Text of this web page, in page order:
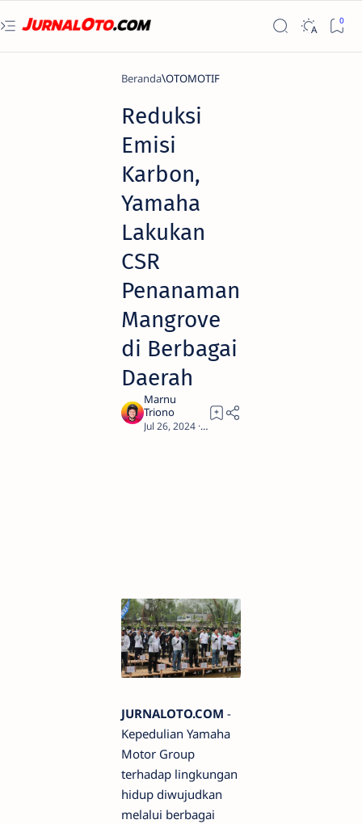
Beranda OTOMOTIF
Reduksi
Emisi
Karbon,
Yamaha
Lakukan
CSR
Penanaman
Mangrove
di Berbagai
Daerah
2
JURNALOTO.COM -
Kepedulian Yamaha
Motor Group
terhadap lingkungan
hidup diwujudkan
melalui berbagai